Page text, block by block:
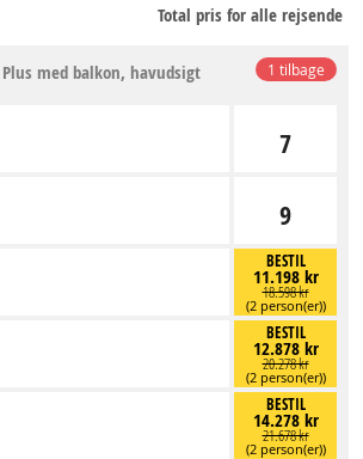
Total pris for alle rejsende
1 tilbage
med balkon, havudsigt
7
9
BESTIL
11.198 kr
18.598 kr
(2 person(er))
BESTIL
12.878 kr
20.278 kr
(2 person(er))
BESTIL
14.278 kr
21.678 kr
(2 person(er))